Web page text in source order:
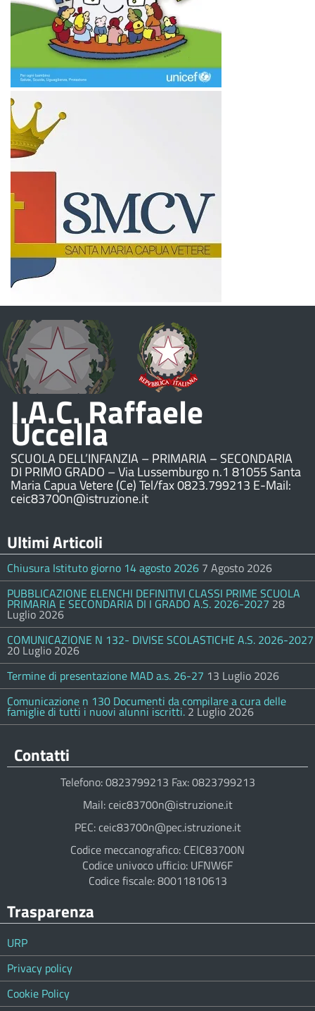
I.A.C. Raffaele
Uccella
SCUOLA DELL’INFANZIA – PRIMARIA – SECONDARIA
DI PRIMO GRADO – Via Lussemburgo n.1 81055 Santa
Maria Capua Vetere (Ce) Tel/fax 0823.799213 E-Mail:
ceic83700n@istruzione.it
Ultimi Articoli
Chiusura Istituto giorno 14 agosto 2026 7 Agosto 2026
PUBBLICAZIONE ELENCHI DEFINITIVI CLASSI PRIME SCUOLA
PRIMARIA E SECONDARIA DI I GRADO A.S. 2026-2027 28
Luglio 2026
COMUNICAZIONE N 132- DIVISE SCOLASTICHE A.S. 2026-2027
20 Luglio 2026
Termine di presentazione MAD a.s. 26-27 13 Luglio 2026
Comunicazione n 130 Documenti da compilare a cura delle
famiglie di tutti i nuovi alunni iscritti. 2 Luglio 2026
Contatti
Telefono: 0823799213 Fax: 0823799213
Mail: ceic83700n@istruzione.it
PEC: ceic83700n@pec.istruzione.it
Codice meccanografico: CEIC83700N
Codice univoco ufficio: UFNW6F
Codice fiscale: 80011810613
Trasparenza
URP
Privacy policy
Cookie Policy